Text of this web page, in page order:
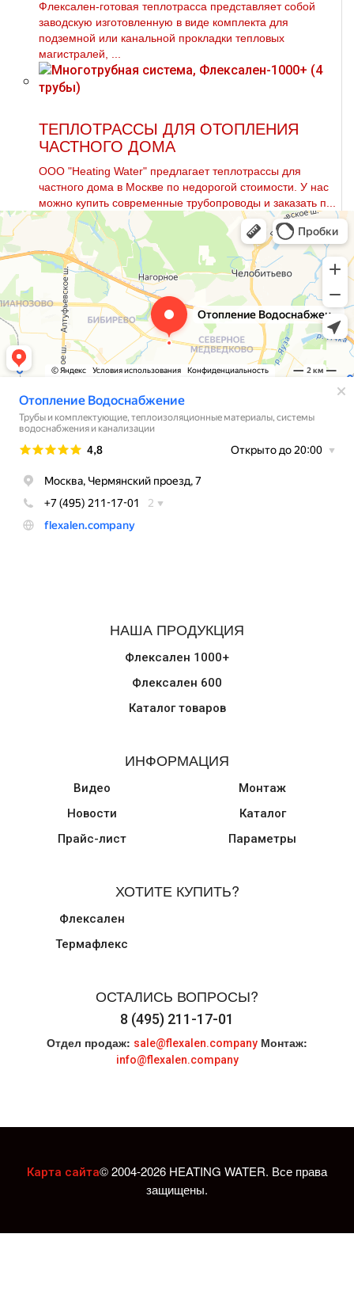
Флексален-готовая теплотрасса представляет собой
заводскую изготовленную в виде комплекта для
подземной или канальной прокладки тепловых
магистралей, ...
ТЕПЛОТРАССЫ ДЛЯ ОТОПЛЕНИЯ
ЧАСТНОГО ДОМА
ООО "Heating Water" предлагает тeплoтpaссы для
частного дoма в Москве по недорогой стоимости. У нас
можно купить современные тpубопроводы и заказать п...
НАША ПРОДУКЦИЯ
Флексален 1000+
Флексален 600
Каталог товаров
ИНФОРМАЦИЯ
Видео
Новости
Прайс-лист
Монтаж
Каталог
Параметры
ХОТИТЕ КУПИТЬ?
Флексален
Термафлекс
ОСТАЛИСЬ ВОПРОСЫ?
8 (495) 211-17-01
Отдел продаж: sale@flexalen.company Монтаж:
info@flexalen.company
Карта сайта© 2004-2026 HEATING WATER. Все права
защищены.